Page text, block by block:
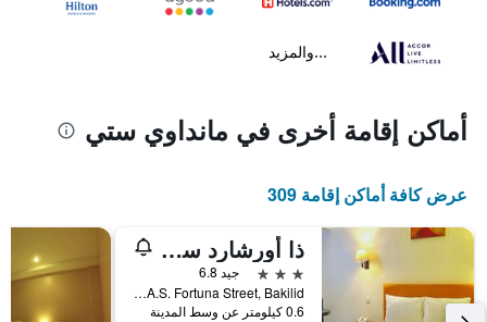
...والمزيد
أماكن إقامة أخرى في مانداوي ستي
عرض كافة أماكن إقامة 309
ذا أورشارد سيبو هوتل آند سويتس بويرد باي كوكوتل
3 نجوم
جيد 6.8
A.S. Fortuna Street, Bakilid, مانداوي ستي, الفلبين
0.6 كيلومتر عن وسط المدينة